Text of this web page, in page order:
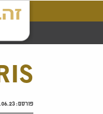
פורסם: